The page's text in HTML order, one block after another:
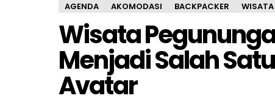
AGENDA
AKOMODASI BACKPACKER WISATA
Wisata
Menjadi Salah
Avatar